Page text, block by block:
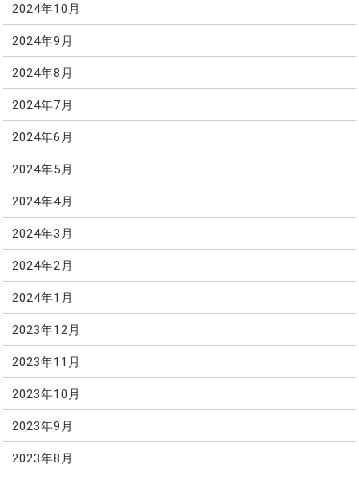
2024年10月
2024年9月
2024年8月
2024年7月
2024年6月
2024年5月
2024年4月
2024年3月
2024年2月
2024年1月
2023年12月
2023年11月
2023年10月
2023年9月
2023年8月